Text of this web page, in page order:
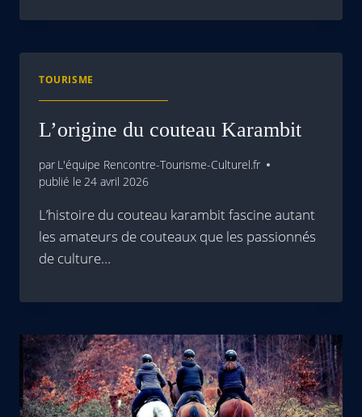
TOURISME
L’origine du couteau Karambit
par L'équipe Rencontre-Tourisme-Culturel.fr
publié le 24 avril 2026
L’histoire du couteau karambit fascine autant
les amateurs de couteaux que les passionnés
de culture…